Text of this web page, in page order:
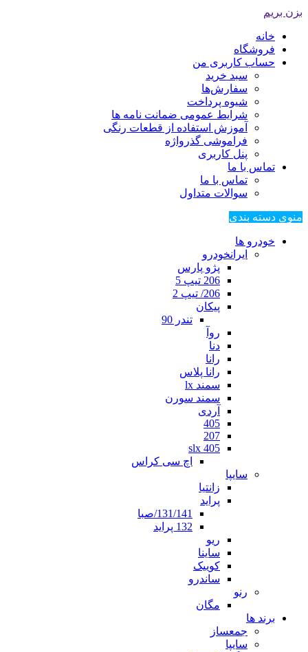
بزن بریم
خانه
فروشگاه
حساب کاربری من
سبد خرید
سفارش‌ها
شیوه پرداخت
شرایط عمومی ضمانت نامه ها
آموزش استفاده از قطعات رنگی
فراموشی گذرواژه
پنل کاربری
تماس با ما
تماس با ما
سوالات متداول
منوی دسته بندی
خودرو ها
ایرانخودرو
پژو پارس
206 تیپ 5
206/ تیپ 2
پیکان
تندر 90
روآ
دنا
رانا
رانا پلاس
سمند lx
سمند سورن
آردی
405
207
405 slx
اچ سی کراس
سایپا
زانتیا
پراید
131/141/صبا
132 پراید
ریو
ساینا
کوییک
ساندرو
رنو
مگان
برند ها
جمعساز
سایپا